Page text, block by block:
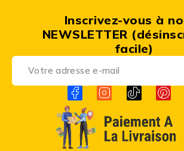
Inscrivez-vous à
NEWSLETTER
facile)